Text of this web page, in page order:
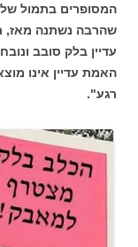
המסופרים בתמול
שהרבה נשתנה מאז,
עדיין בלק סובב
האמת עדיין אינו
רגע".